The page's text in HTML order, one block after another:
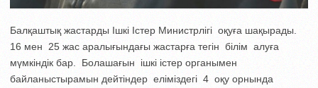
Балқаштық жастарды Ішкі Істер Министрлігі оқуға шақырады.
16 мен 25 жас аралығындағы жастарға тегін білім алуға
мүмкіндік бар.
Болашағын ішкі істер органымен
байланыстырамын дейтіндер еліміздегі 4 оқу орнында